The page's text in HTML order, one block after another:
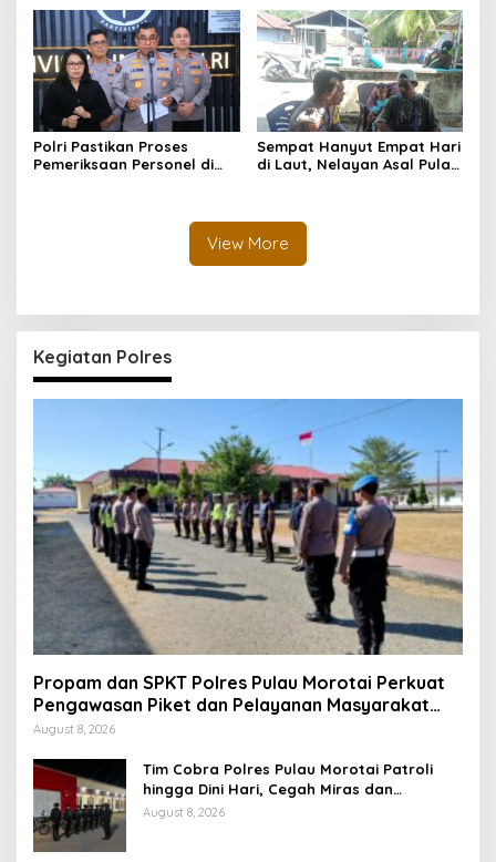
Polri Pastikan Proses
Pemeriksaan Personel di
Sempat Hanyut Empat Hari
di Laut, Nelayan Asal Pulau
Utara
View More
Kegiatan Polres
Propam dan SPKT Polres Pulau Morotai Perkuat
Pengawasan Piket dan Pelayanan Masyarakat
Selama 1×24 Jam
August 8, 2026
Tim Cobra Polres Pulau Morotai Patroli
hingga Dini Hari, Cegah Miras dan
Gangguan Kamtibmas
August 8, 2026